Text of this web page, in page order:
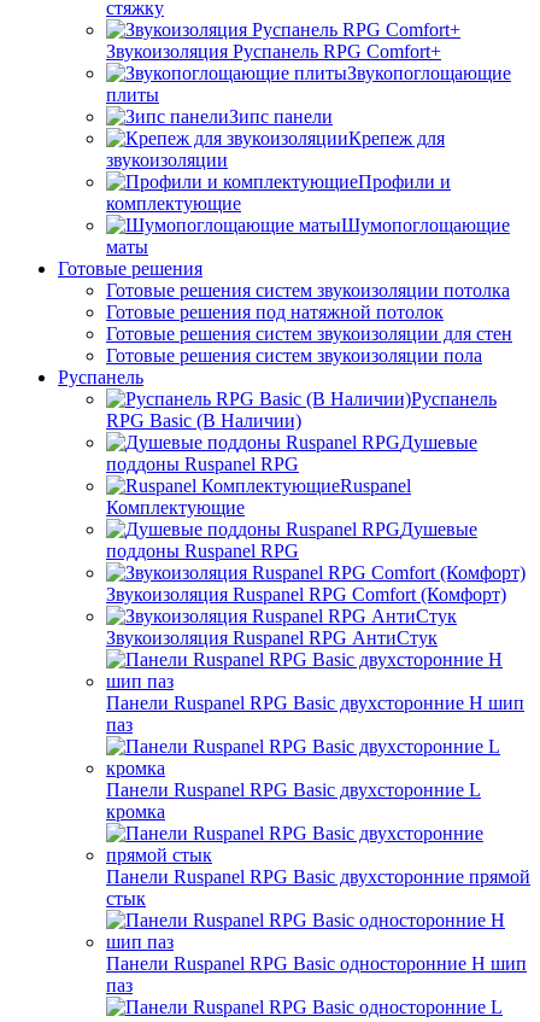
стяжку
Звукоизоляция Руспанель RPG Comfort+
Звукопоглощающие
плиты
Зипс панели
Крепеж для
звукоизоляции
Профили и
комплектующие
Шумопоглощающие
маты
Готовые решения
Готовые решения систем звукоизоляции потолка
Готовые решения под натяжной потолок
Готовые решения систем звукоизоляции для стен
Готовые решения систем звукоизоляции пола
Руспанель
Руспанель
RPG Basic (В Наличии)
Душевые
поддоны Ruspanel RPG
Ruspanel
Комплектующие
Душевые
поддоны Ruspanel RPG
Звукоизоляция Ruspanel RPG Comfort (Комфорт)
Звукоизоляция Ruspanel RPG АнтиСтук
Панели Ruspanel RPG Basic двухсторонние H шип
паз
Панели Ruspanel RPG Basic двухсторонние L
кромка
Панели Ruspanel RPG Basic двухсторонние прямой
стык
Панели Ruspanel RPG Basic односторонние H шип
паз